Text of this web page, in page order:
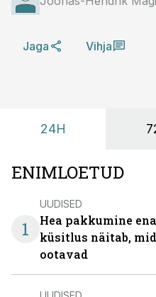
Jaga Vihja
24H
ENIMLOETUD
1
UUDISED
Hea pakkumine
küsitlus näitab,
ootavad